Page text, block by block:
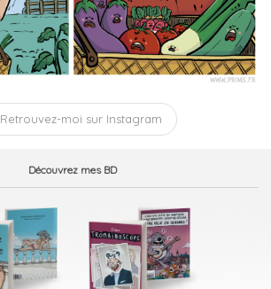
Retrouvez-moi sur Instagram
Découvrez mes BD